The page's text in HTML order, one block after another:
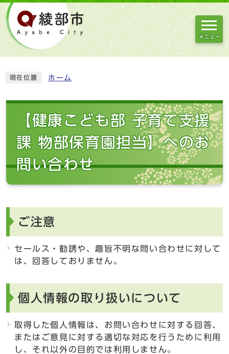
メニュー
現在位置 ホーム
【健康こども部 子育て支援
課 物部保育園担当】へのお
問い合わせ
ご注意
セールス・勧誘や、趣旨不明な問い合わせに対して
は、回答しておりません。
個人情報の取り扱いについて
取得した個人情報は、お問い合わせに対する回答、
またはご意見に対する適切な対応を行うために利用
し、それ以外の目的では利用しません。